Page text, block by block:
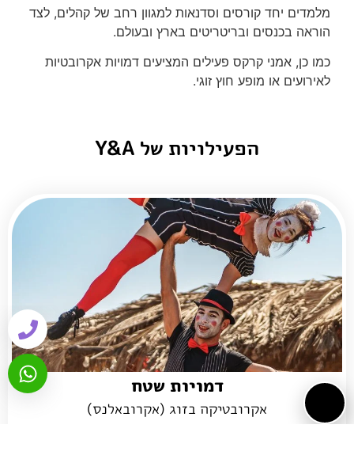
מלמדים יחד קורסים וסדנאות למגוון רחב של קהלים, לצד
הוראה בכנסים ובריטריטים בארץ ובעולם.
כמו כן, אמני קרקס פעילים המציעים דמויות אקרובטיות
לאירועים או מופע חוץ זוגי.
הפעילויות של Y&A
דמויות שטח
אקרובטיקה בזוג (אקרובאלנס)
הדמויות הייחודיות שלנו יקשטו עבורכם כל אירוע, באמצעות